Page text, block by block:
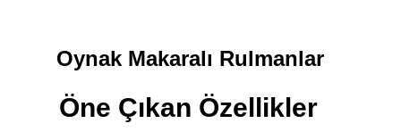
Oynak Makaralı Rulmanlar
Öne Çıkan Özellikler